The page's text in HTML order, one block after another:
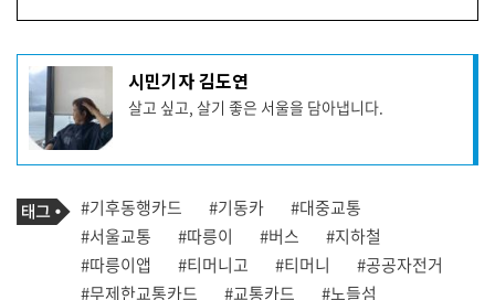
기
사
작
성
자
프
필
시민기자 김도연
살고 싶고, 살기 좋은 서울을 담아냅니다.
기
사
관
련
태
그
태
그
#기후동행카드 #기동카
#대중교통
#서울교통
#따릉이 #버스
#지하철
#따릉이앱
#티머니고 #티머니
#공공자전거
#무제한교통카드
#교통카드
#노들섬